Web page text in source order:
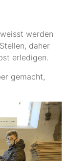
werden
daher
erledigen.
gemacht,